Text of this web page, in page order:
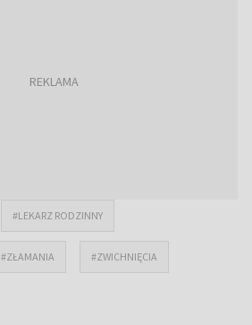
#LEKARZ RODZINNY
#ZŁAMANIA #ZWICHNIĘCIA